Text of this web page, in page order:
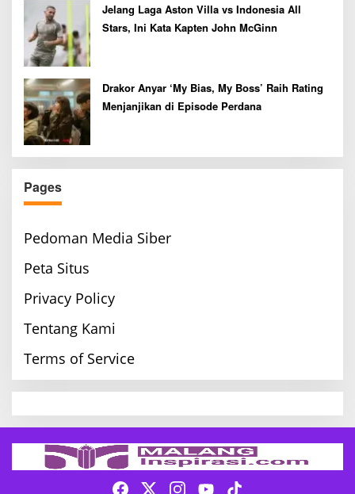
Jelang Laga Aston Villa vs Indonesia All
Stars, Ini Kata Kapten John McGinn
Drakor Anyar ‘My Bias, My Boss’ Raih Rating
Menjanjikan di Episode Perdana
Pages
Pedoman Media Siber
Peta Situs
Privacy Policy
Tentang Kami
Terms of Service